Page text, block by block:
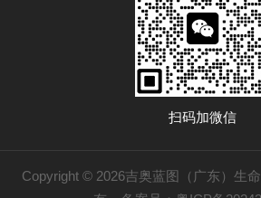
扫码加微信
Copyright © 2026吉奥蓝图（广东）生